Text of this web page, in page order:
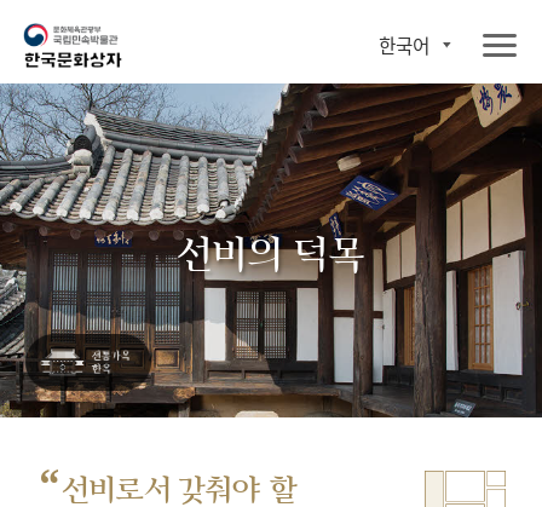
한국어
선비의 덕목
“선비로서 갖춰야 할